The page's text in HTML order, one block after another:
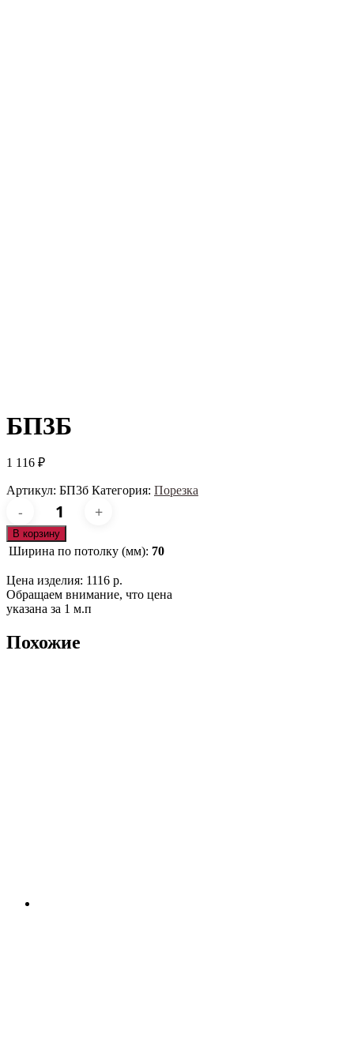
БП3Б
1 116 ₽
Артикул: БП3б Категория: Порезка
Количество
товара
БП3б
В корзину
Ширина по потолку (мм): 70
Цена изделия: 1116 р.
Обращаем внимание, что цена
указана за 1 м.п
Похожие